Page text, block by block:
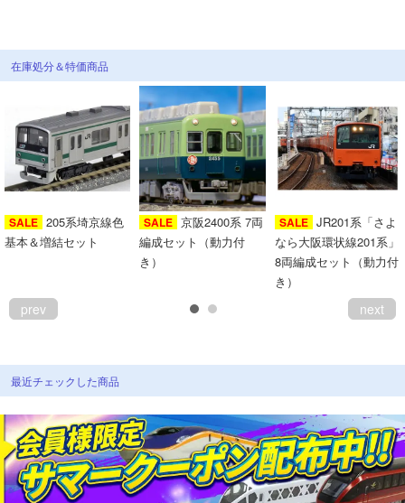
在庫処分＆特価商品
SALE 205系埼京線色
基本＆増結セット
SALE 京阪2400系 7両
編成セット（動力付
き）
SALE JR201系「さよ
なら大阪環状線201系」
8両編成セット（動力付
き）
prev next
最近チェックした商品